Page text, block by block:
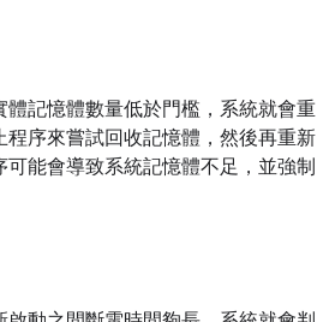
體記憶體數量低於門檻，系統就會重
程序來嘗試回收記憶體，然後再重新
可能會導致系統記憶體不足，並強制